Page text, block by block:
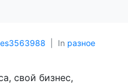
In разное
свой бизнес,